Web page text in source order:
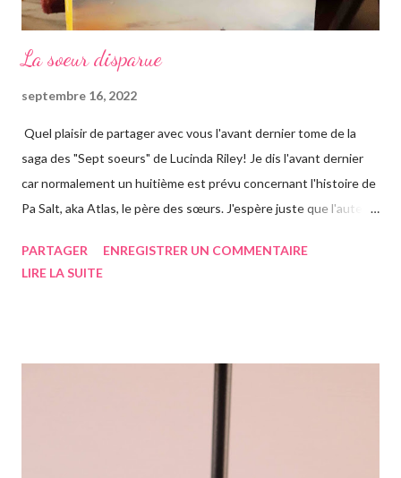
La soeur disparue
septembre 16, 2022
Quel plaisir de partager avec vous l'avant dernier tome de la
saga des "Sept soeurs" de Lucinda Riley! Je dis l'avant dernier
car normalement un huitième est prévu concernant l'histoire de
Pa Salt, aka Atlas, le père des sœurs. J'espère juste que l'auteur
Chose que j'ai d'ailleurs apprise en commençant le roman, ça m'a
rapidement, un vieil homme de plus de quatre-vingts-ans a
adopté six filles, issues de ses voyages qu'il élève à Genève en
également par Marina, appelée Ma, leur gouvernante/nounou
PARTAGER
ENREGISTRER UN COMMENTAIRE
LIRE LA SUITE